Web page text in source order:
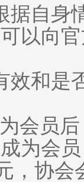
自身
以向
和是
会员后
为会
，协会